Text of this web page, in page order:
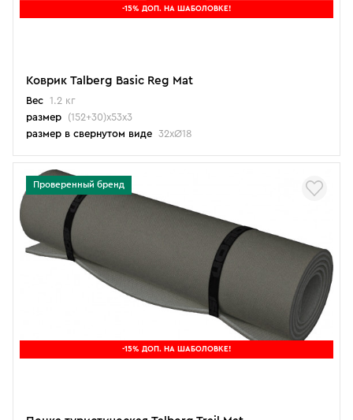
-15% ДОП. НА ШАБОЛОВКЕ!
Коврик Talberg Basic Reg Mat
Вес
1.2 кг
размер
(152+30)х53х3
размер в свернутом виде
32хØ18
Проверенный бренд
-15% ДОП. НА ШАБОЛОВКЕ!